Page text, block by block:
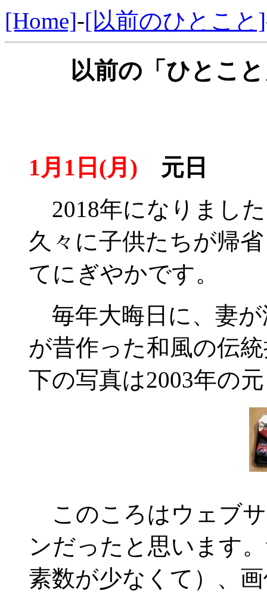
[Home]-[以前のひとこと]
以前の「ひとこ
1月1日(月) 元日
2018年になりまし
久々に子供たちが帰
てにぎやかです。
毎年大晦日に、妻
が昔作った和風の伝
下の写真は2003年の
このころはウェブ
ンだったと思います
素数が少なくて）、